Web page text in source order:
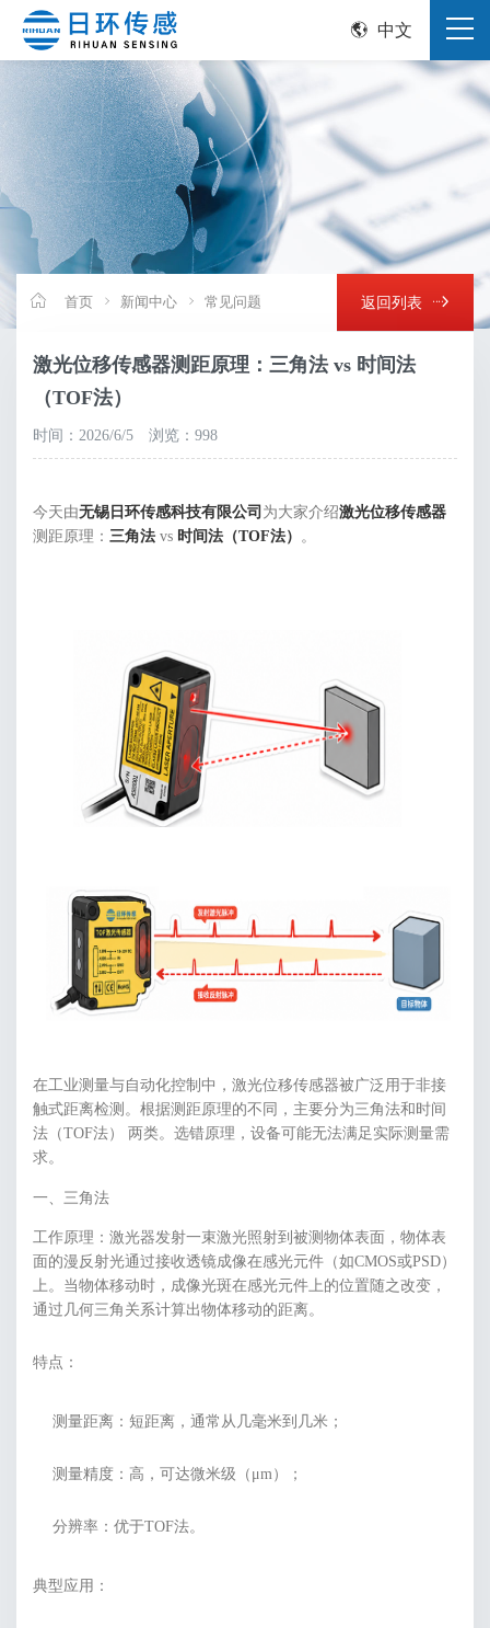
中文
首页 新闻中心 常见问题 返回列表
激光位移传感器测距原理：三角法 vs 时间法
（TOF法）
时间：2026/6/5 浏览：998
今天由无锡日环传感科技有限公司 为大家介绍激光位移传感器
测距原理： 三角法 vs 时间法（TOF法） 。
在工业测量与自动化控制中，激光位移传感器被广泛用于非接
触式距离检测。根据测距原理的不同，主要分为三角法和时间
法（TOF法） 两类。选错原理，设备可能无法满足实际测量需
求。
一、三角法
工作原理：激光器发射一束激光照射到被测物体表面，物体表
面的漫反射光通过接收透镜成像在感光元件（如CMOS或PSD）
上。当物体移动时，成像光斑在感光元件上的位置随之改变，
通过几何三角关系计算出物体移动的距离。
特点：
测量距离：短距离，通常从几毫米到几米；
测量精度：高，可达微米级（μm）；
分辨率：优于TOF法。
典型应用：